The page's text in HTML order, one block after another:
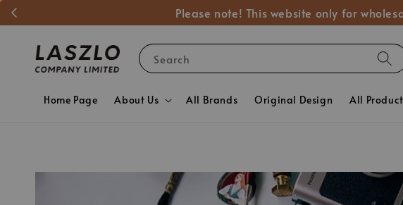
Please note! This website only for
Search
Home Page About Us All Brands Original Design All